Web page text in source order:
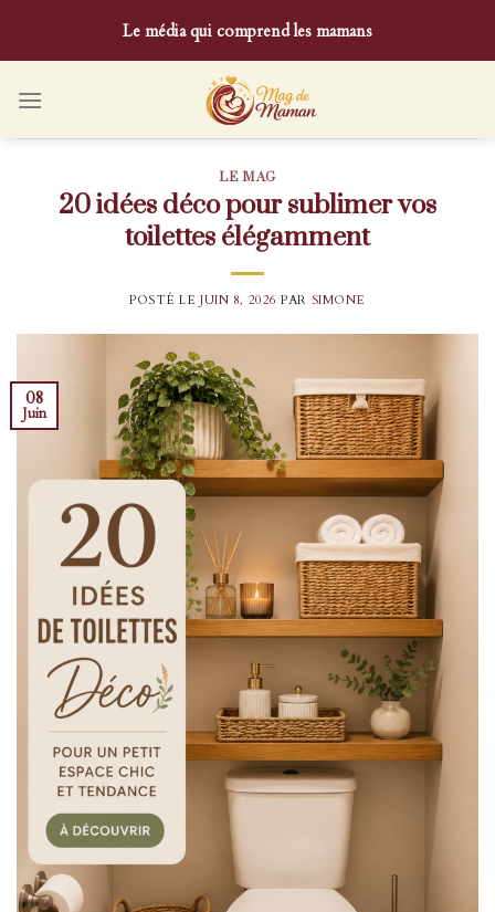
content
Le média qui comprend les mamans
LE MAG
20 idées déco pour sublimer vos
toilettes élégamment
POSTÉ LEJUIN 8, 2026 PAR SIMONE
08
Juin